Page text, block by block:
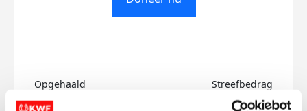
Opgehaald
€0
Streefbedrag
€500